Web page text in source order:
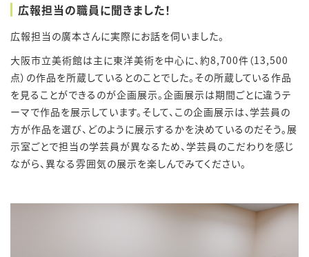
広報担当の職員に聞きました！
広報担当の廣本さんに実際にお話を伺いました。
大阪市立美術館は主に東洋美術を中心に、約8,700件（13,500
点）の作品を所蔵しているとのことでした。その所蔵している作品
を見ることができるのが企画展示。企画展示は期間ごとに違うテ
ーマで作品を展示しています。そして、この企画展示は、学芸員の
方が作品を選び、どのように展示するかを決めているのだそう。展
示室ごとで担当の学芸員が異なるため、学芸員のこだわりを感じ
ながら、異なる雰囲気の展示を楽しんでみてください。